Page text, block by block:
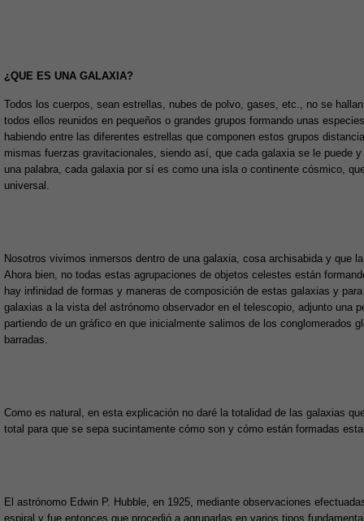
¿QUE ES UNA GALAXIA?
Todos los cuerpos, sean estrellas, nubes de polvo, gases, etc., no se
todos ellos reunidos en pequeños o grandes grupos formando unas
habiendo entre las diferentes estrellas que componen estos grupos
mismas fuerzas gravitacionales, siendo así, que cada galaxia se le puede
una palabra, cada galaxia por sí es como una isla o continente cósmico,
universal.
Nosotros vivimos inmersos dentro de una galaxia, cosa archisabida y que
Ahora bien, no todas estas agrupaciones de objetos celestes están
hay infinidad de formas y maneras de composición de estas galaxias y
galaxias a la vista del astrónomo observador en el telescopio, adjunto una
partiendo de un gráfico en que inicialmente salimos de los conglomerados
barradas.
Como es natural, en esta explicación no daré la totalidad de las galaxias
total para que se sepa sucintamente cómo son y cómo están formadas
El astrónomo Edwin P. Hubble, en 1925, mediante observaciones
espiral y fue entonces que procedió a agruparlas en varios tipos